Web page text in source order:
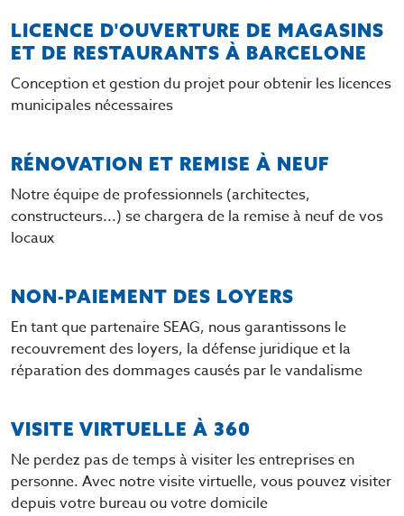
LICENCE D'OUVERTURE DE MAGASINS
ET DE RESTAURANTS À BARCELONE
Conception et gestion du projet pour obtenir les licences
municipales nécessaires
RÉNOVATION ET REMISE À NEUF
Notre équipe de professionnels (architectes,
constructeurs...) se chargera de la remise à neuf de vos
locaux
NON-PAIEMENT DES LOYERS
En tant que partenaire SEAG, nous garantissons le
recouvrement des loyers, la défense juridique et la
réparation des dommages causés par le vandalisme
VISITE VIRTUELLE À 360
Ne perdez pas de temps à visiter les entreprises en
personne. Avec notre visite virtuelle, vous pouvez visiter
depuis votre bureau ou votre domicile